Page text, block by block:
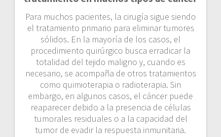
Para muchos pacientes, la cirugía sigue siendo
el tratamiento primario para eliminar tumores
sólidos. En la mayoría de los casos, el
procedimiento quirúrgico busca erradicar la
totalidad del tejido maligno y, cuando es
necesario, se acompaña de otros tratamientos
como quimioterapia o radioterapia. Sin
embargo, en algunos casos, el cáncer puede
reaparecer debido a la presencia de células
tumorales residuales o a la capacidad del
tumor de evadir la respuesta inmunitaria.